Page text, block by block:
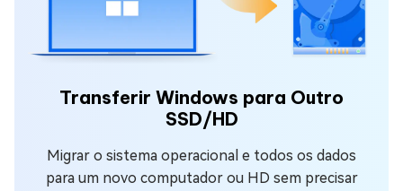
Transferir Windows para Outro
SSD/HD
Migrar o sistema operacional e todos os dados
para um novo computador ou HD sem precisar